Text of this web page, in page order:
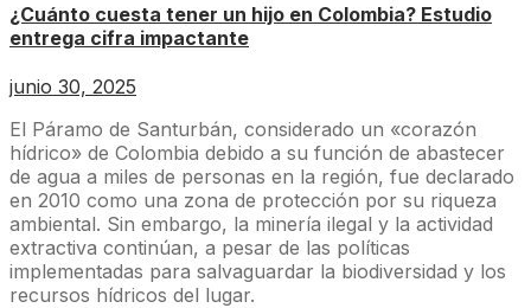
¿Cuánto cuesta tener un hijo en Colombia? Estudio
entrega cifra impactante
junio 30, 2025
El Páramo de Santurbán, considerado un «corazón
hídrico» de Colombia debido a su función de abastecer
de agua a miles de personas en la región, fue declarado
en 2010 como una zona de protección por su riqueza
ambiental. Sin embargo, la minería ilegal y la actividad
extractiva continúan, a pesar de las políticas
implementadas para salvaguardar la biodiversidad y los
recursos hídricos del lugar.